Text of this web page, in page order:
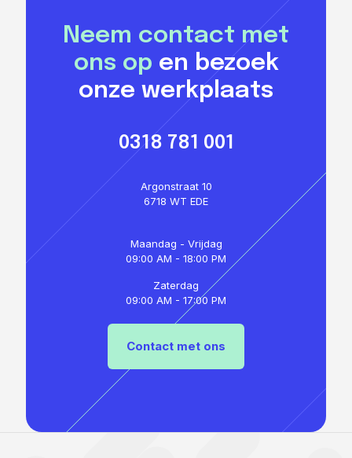
Neem contact met
ons op en bezoek
onze werkplaats
0318 781 001
Argonstraat 10
6718 WT EDE
Maandag - Vrijdag
09:00 AM - 18:00 PM
Zaterdag
09:00 AM - 17:00 PM
Contact met ons